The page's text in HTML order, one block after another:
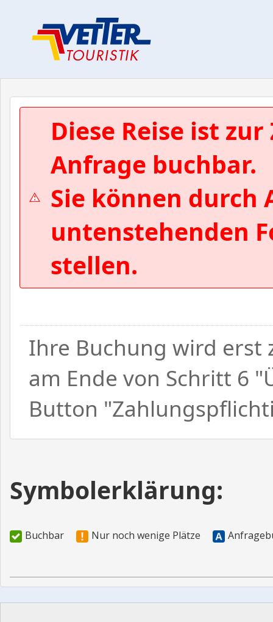
Diese Reise ist
Anfrage buchbar.
Sie können durch
untenstehenden
stellen.
Ihre Buchung wird erst
am Ende von Schritt 6
Button
Symbolerklärung:
Buchbar Nur noch wenige Plätze